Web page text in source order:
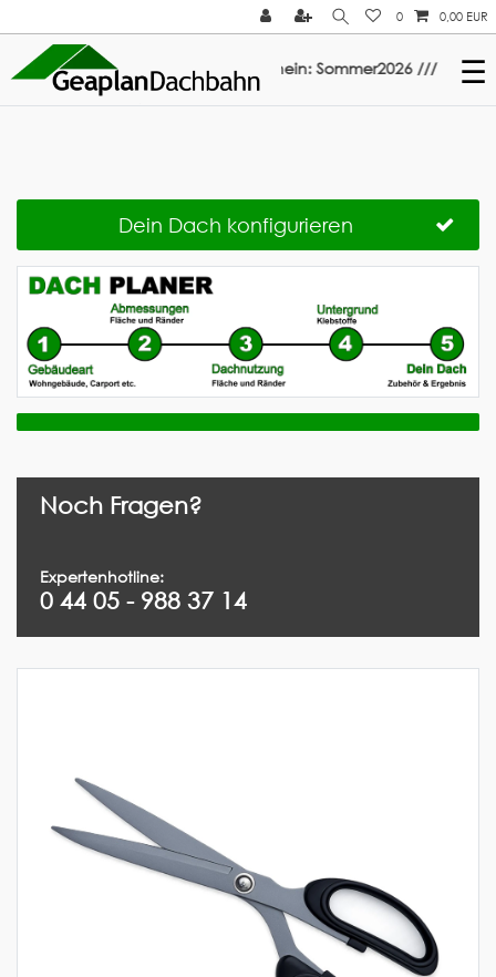
0 0,00 EUR
auf ElastoTop & Multi-Fix: Gutschein: Sommer2026 /// ☰
Dein Dach konfigurieren
Noch Fragen?
Expertenhotline:
0 44 05 - 988 37 14